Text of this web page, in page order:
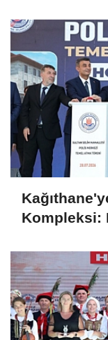
Kompleksi: